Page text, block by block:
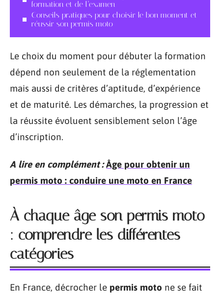
formation et de l’examen
Conseils pratiques pour choisir le bon moment et
réussir son permis moto
Le choix du moment pour débuter la formation
dépend non seulement de la réglementation
mais aussi de critères d’aptitude, d’expérience
et de maturité. Les démarches, la progression et
la réussite évoluent sensiblement selon l’âge
d’inscription.
A lire en complément : Âge pour obtenir un
permis moto : conduire une moto en France
À chaque âge son permis moto
: comprendre les différentes
catégories
En France, décrocher le permis moto ne se fait